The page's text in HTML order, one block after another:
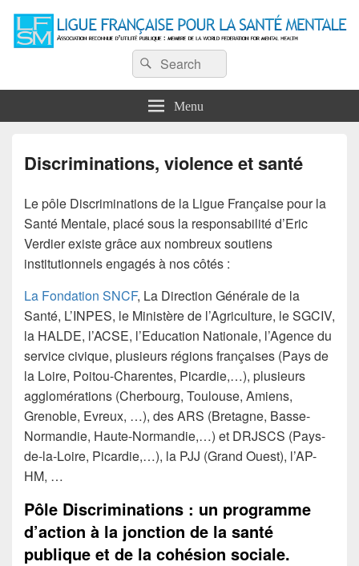
Ligue Française pour la Santé
Mentale
Association reconnue d'utilité publique : Membre de la World Federation for
Mental Health
Recherche :
Rechercher
Menu
Discriminations, violence et santé
Le pôle Discriminations de la Ligue Française pour la
Santé Mentale, placé sous la responsabilité d’Eric
Verdier existe grâce aux nombreux soutiens
institutionnels engagés à nos côtés :
La Fondation SNCF, La Direction Générale de la
Santé, L’INPES, le Ministère de l’Agriculture, le SGCIV,
la HALDE, l’ACSE, l’Education Nationale, l’Agence du
service civique, plusieurs régions françaises (Pays de
la Loire, Poitou-Charentes, Picardie,…), plusieurs
agglomérations (Cherbourg, Toulouse, Amiens,
Grenoble, Evreux, …), des ARS (Bretagne, Basse-
Normandie, Haute-Normandie,…) et DRJSCS (Pays-
de-la-Loire, Picardie,…), la PJJ (Grand Ouest), l’AP-
HM, …
Pôle Discriminations : un programme
d’action à la jonction de la santé
publique et de la cohésion sociale.